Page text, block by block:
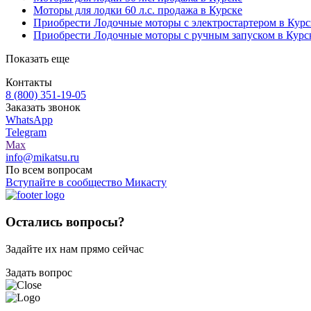
Моторы для лодки 60 л.с. продажа в Курске
Приобрести Лодочные моторы с электростартером в
Приобрести Лодочные моторы с ручным запуском в
Показать еще
Контакты
8 (800) 351-19-05
Заказать звонок
WhatsApp
Telegram
Max
info@mikatsu.ru
По всем вопросам
Вступайте в сообщество Микасту
Остались вопросы?
Задайте их нам прямо сейчас
Задать вопрос